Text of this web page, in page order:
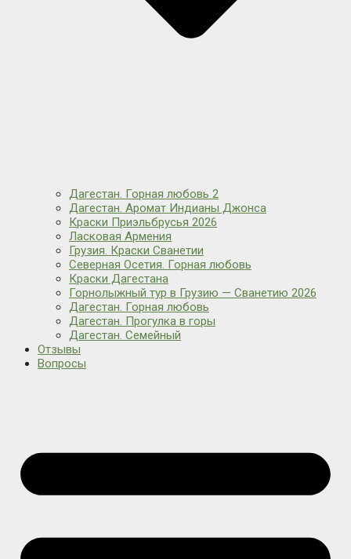
Дагестан. Горная любовь 2
Дагестан. Аромат Индианы Джонса
Краски Приэльбрусья 2026
Ласковая Армения
Грузия. Краски Сванетии
Северная Осетия. Горная любовь
Краски Дагестана
Горнолыжный тур в Грузию — Сванетию 2026
Дагестан. Горная любовь
Дагестан. Прогулка в горы
Дагестан. Семейный
Отзывы
Вопросы